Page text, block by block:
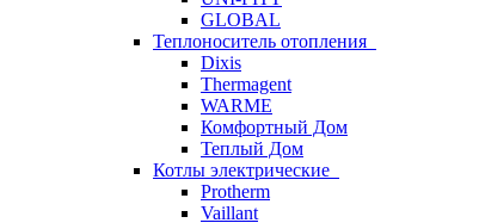
GLOBAL
Теплоноситель отопления
Dixis
Thermagent
WARME
Комфортный Дом
Теплый Дом
Котлы электрические
Protherm
Vaillant